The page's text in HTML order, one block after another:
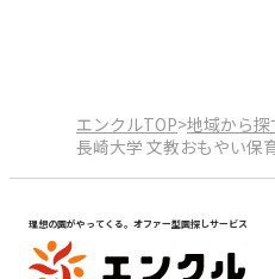
エンクルTOP>地域から探
長崎大学 文教おもやい保
理想の園がやってくる。オファー型園探しサービス